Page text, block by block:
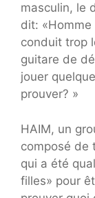
masculin, le
dit:
conduit trop
guitare de
jouer
prouver? »
HAIM, un
composé
qui a été
filles» pour